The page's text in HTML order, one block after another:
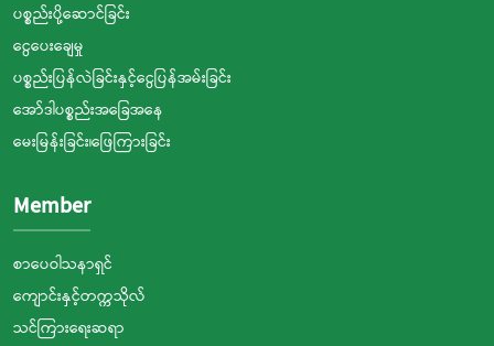
ပစ္စည်းပို့ဆောင်ခြင်း
ငွေပေးချေမှု
ပစ္စည်းပြန်လဲခြင်းနှင့်ငွေပြန်အမ်းခြင်း
အော်ဒါပစ္စည်းအခြေအနေ
မေးမြန်းခြင်း၊ဖြေကြားခြင်း
Member
စာပေဝါသနာရှင်
ကျောင်းနှင့်တက္ကသိုလ်
သင်ကြားရေးဆရာ